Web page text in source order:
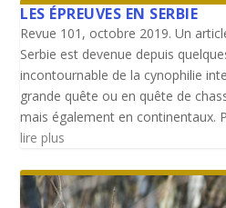
LES ÉPREUVES EN SERBIE
Revue 101, octobre 2019. Un
Serbie est devenue depuis
incontournable de la cynophilie
grande quête ou en quête de
mais également en continentaux.
lire plus